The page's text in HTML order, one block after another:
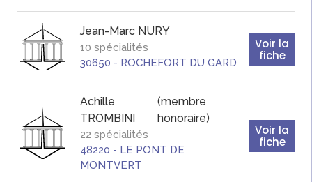
Jean-Marc NURY
10 spécialités
30650 - ROCHEFORT DU GARD
Voir la
fiche
Achille
TROMBINI
(membre
honoraire)
22 spécialités
48220 - LE PONT DE
MONTVERT
Voir la
fiche